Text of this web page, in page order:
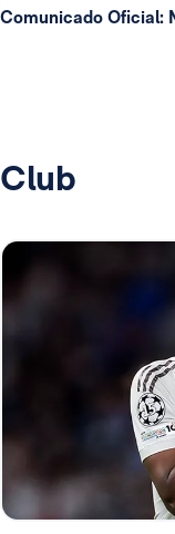
Comunicado Oficial:
Club